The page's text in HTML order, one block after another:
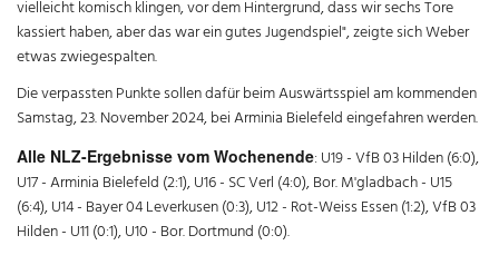
vielleicht komisch klingen, vor dem Hintergrund, dass wir sechs Tore
kassiert haben, aber das war ein gutes Jugendspiel", zeigte sich Weber
etwas zwiegespalten.
Die verpassten Punkte sollen dafür beim Auswärtsspiel am kommenden
Samstag, 23. November 2024, bei Arminia Bielefeld eingefahren werden.
Alle NLZ-Ergebnisse vom Wochenende: U19 - VfB 03 Hilden (6:0),
U17 - Arminia Bielefeld (2:1), U16 - SC Verl (4:0), Bor. M'gladbach - U15
(6:4), U14 - Bayer 04 Leverkusen (0:3), U12 - Rot-Weiss Essen (1:2), VfB 03
Hilden - U11 (0:1), U10 - Bor. Dortmund (0:0).